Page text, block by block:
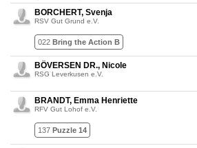
BORCHERT, Svenja
RSV Gut Grund e.V.
022 Bring the Action B
BÖVERSEN DR., Nicole
RSG Leverkusen e.V.
BRANDT, Emma Henriette
RFV Gut Lohof e.V.
137 Puzzle 14